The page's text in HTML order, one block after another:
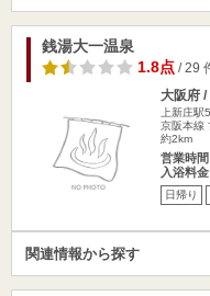
銭湯大一温泉
1.8点/ 29
大阪府 /
上新庄駅
京阪本線
約2km
営業時
入浴料
日帰り
関連情報から探す